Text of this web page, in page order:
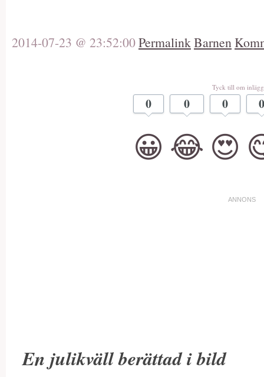
2014-07-23 @ 23:52:00PermalinkBarnen
Tyck till om
0
😀
0
😂
0
😍
0
En julikväll berättad i bild